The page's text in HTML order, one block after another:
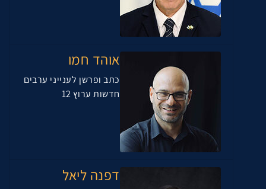
אוהד חמו
כתב ופרשן לענייני ערבים
חדשות ערוץ 12
דפנה ליאל